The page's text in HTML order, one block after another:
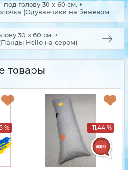
голову 30 x 60 см. +
(Одуванчики на бежевом
30 x 60 см. +
Hello на сером)
товары
% -11.44 %